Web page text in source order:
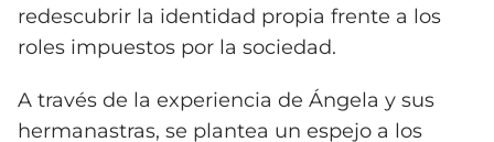
redescubrir la identidad propia frente a los
roles impuestos por la sociedad.
A través de la experiencia de Ángela y sus
hermanastras, se plantea un espejo a los